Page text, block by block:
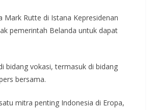
Rutte di Istana Kepresidenan
pemerintah Belanda untuk dapat
bidang vokasi, termasuk di bidang
bersama.
mitra penting Indonesia di Eropa,